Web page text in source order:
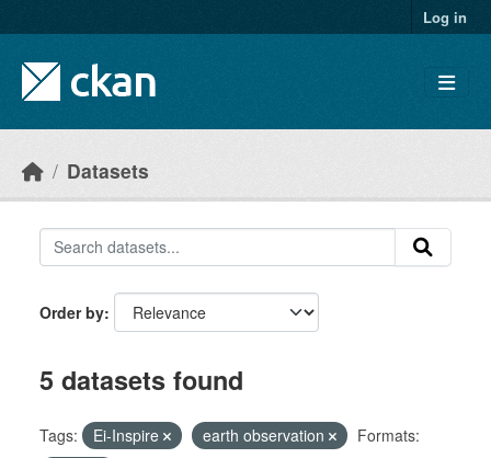
Log in
Datasets
Order by
5 datasets found
Tags: Ei-Inspire earth observation
Formats: